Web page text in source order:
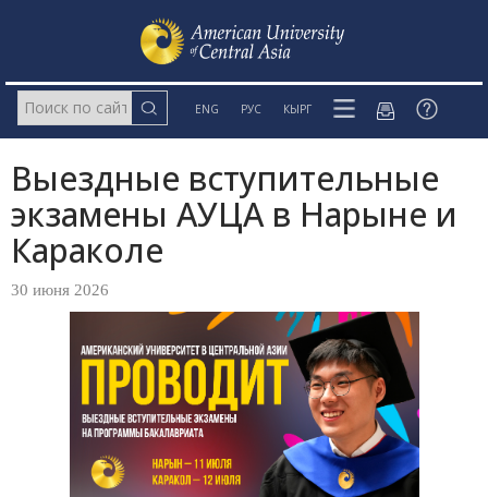
ENG РУС КЫРГ
Выездные вступительные
экзамены АУЦА в Нарыне и
Караколе
30 июня 2026